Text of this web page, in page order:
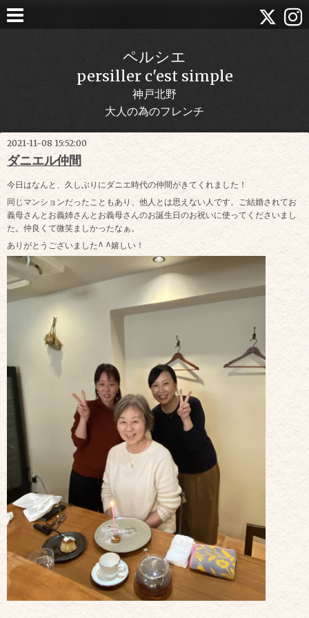
ペルシエ
persiller c'est simple
神戸北野
大人の為のフレンチ
2021-11-08 15:52:00
ダニエル仲間
今日はなんと、久しぶりにダニエ時代の仲間がきてくれました！
同じマンションだったこともあり、他人とは思えない人です。ご結婚されてお
義母さんとお義姉さんとお義母さんのお誕生日のお祝いに使ってくださいまし
た。仲良くて微笑ましかったなぁ。
ありがとうございました^ ^嬉しい！